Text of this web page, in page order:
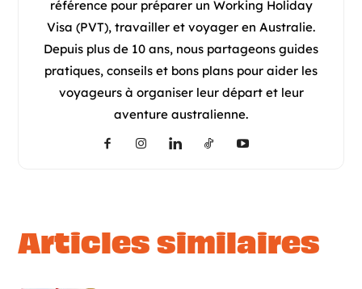
horaires parfois instables (heures
supplémentaires et changements au
dernier moment)
Clients désagréables.
référence pour préparer un Working Holiday
Visa (PVT), travailler et voyager en Australie.
Depuis plus de 10 ans, nous partageons guides
pratiques, conseils et bons plans pour aider les
voyageurs à organiser leur départ et leur
aventure australienne.
articles similaires